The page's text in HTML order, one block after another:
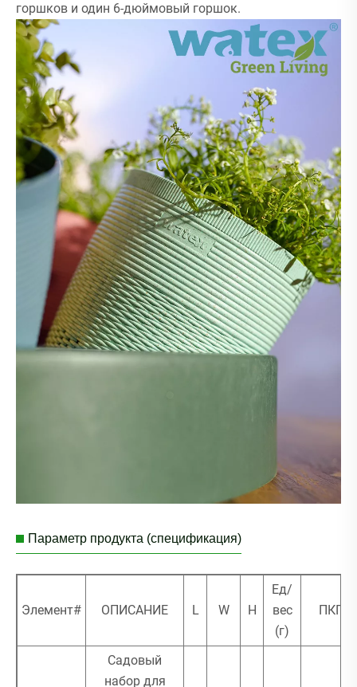
горшков и один 6-дюймовый горшок.
Параметр продукта (спецификация)
Элемент# ОПИСАНИЕ L W H
Ед/
вес
(г)
ПКГ
Садовый
набор для